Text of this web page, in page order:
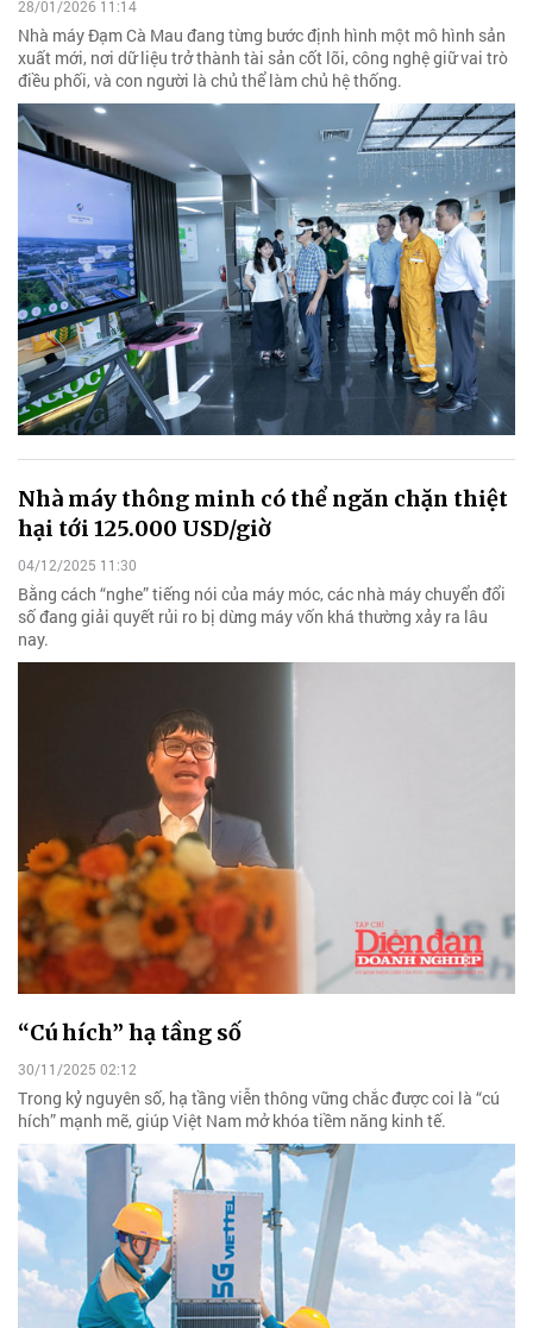
28/01/2026 11:14
Nhà máy Đạm Cà Mau đang từng bước định hình một mô hình sản
xuất mới, nơi dữ liệu trở thành tài sản cốt lõi, công nghệ giữ vai trò
điều phối, và con người là chủ thể làm chủ hệ thống.
Nhà máy thông minh có thể ngăn chặn thiệt
hại tới 125.000 USD/giờ
04/12/2025 11:30
Bằng cách “nghe” tiếng nói của máy móc, các nhà máy chuyển đổi
số đang giải quyết rủi ro bị dừng máy vốn khá thường xảy ra lâu
nay.
“Cú hích” hạ tầng số
30/11/2025 02:12
Trong kỷ nguyên số, hạ tầng viễn thông vững chắc được coi là “cú
hích” mạnh mẽ, giúp Việt Nam mở khóa tiềm năng kinh tế.